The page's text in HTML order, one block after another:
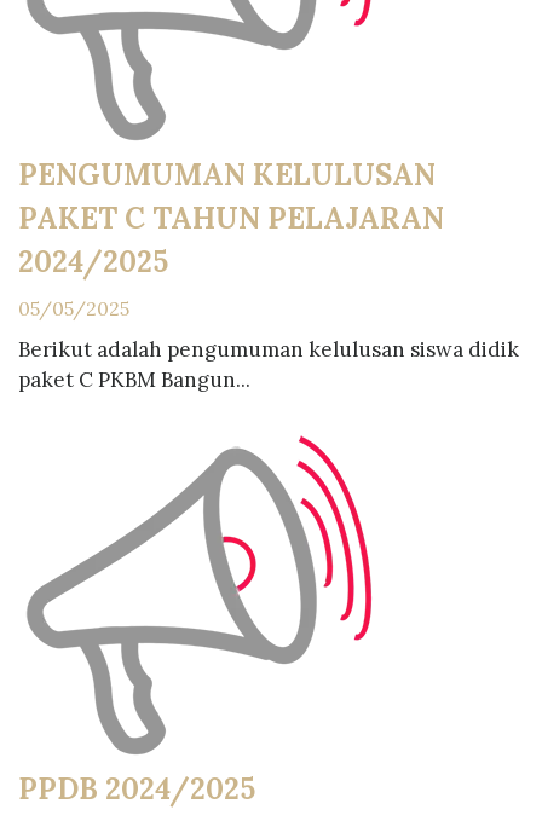
PENGUMUMAN KELULUSAN
PAKET C TAHUN PELAJARAN
2024/2025
05/05/2025
Berikut adalah pengumuman kelulusan siswa didik
paket C PKBM Bangun...
PPDB 2024/2025